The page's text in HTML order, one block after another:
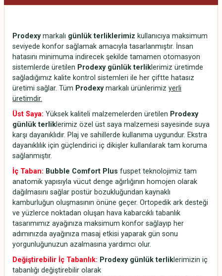
Prodexymarkalı günlük terliklerimiz kullanıcıya maksimum
seviyede konfor sağlamak amacıyla tasarlanmıştır. İnsan
hatasını minimuma indirecek şekilde tamamen otomasyon
sistemlerde üretilen Prodexy günlük terliklerimiz üretimde
sağladığımız kalite kontrol sistemleri ile her çiftte hatasız
üretimi sağlar. Tüm Prodexymarkalı ürünlerimiz yerli
üretimdir.
Üst Saya: Yüksek kaliteli malzemelerden üretilen Prodexy
günlük terliklerimiz özel üst saya malzemesi sayesinde suya
karşı dayanıklıdır. Plaj ve sahillerde kullanıma uygundur. Ekstra
dayanıklılık için güçlendirici iç dikişler kullanılarak tam koruma
sağlanmıştır.
İç Taban: Bubble Comfort Plus fuspet teknolojimiz tam
anatomik yapısıyla vücut denge ağırlığının homojen olarak
dağılmasını sağlar postür bozukluğundan kaynaklı
kamburluğun oluşmasının önüne geçer. Ortopedik ark desteği
ve yüzlerce noktadan oluşan hava kabarcıklı tabanlık
tasarımımız ayağınıza maksimum konfor sağlayıp her
adımınızda ayağınıza masaj etkisi yaparak gün sonu
yorgunluğunuzun azalmasına yardımcı olur.
Değiştirebilir İç Tabanlık: Prodexy günlük terliklerimizin iç
tabanlığı değiştirebilir olarak